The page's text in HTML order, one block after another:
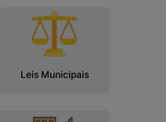
Leis Municipais